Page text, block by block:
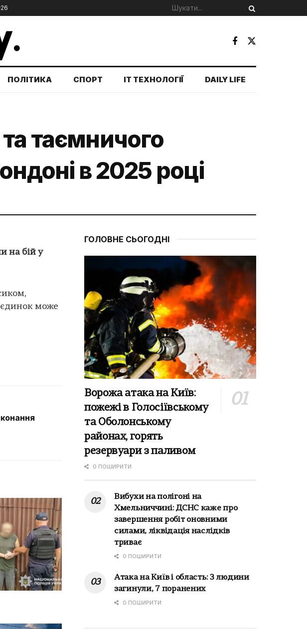
ПОЛІТИКА СПОРТ IT ТЕХНОЛОГІЇ DAILY LIFE
таємничого
в 2025 році
на бій у
може
ГОЛОВНЕ СЬОГОДНІ
Ворожа атака на Київ:
пожежі в Голосіївському
та Оболонському
районах, горять
резервуари з паливом
0 ПОШИРИТИ
Вибухи на полігоні на
Хмельниччині: ДСНС каже про
завершення робіт оновними
силами, ліквідація наслідків
триває
0 ПОШИРИТИ
Атака на Київ і область: 3 людини
загинули, 7 поранених
0 ПОШИРИТИ